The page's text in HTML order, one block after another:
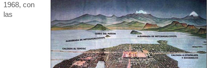
1968, con
las